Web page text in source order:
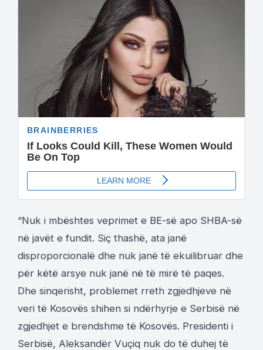
“Nuk i mbështes veprimet e BE-së apo SHBA-së
në javët e fundit. Siç thashë, ata janë
disproporcionalë dhe nuk janë të ekuilibruar dhe
për këtë arsye nuk janë në të mirë të paqes.
Dhe sinqerisht, problemet rreth zgjedhjeve në
veri të Kosovës shihen si ndërhyrje e Serbisë në
zgjedhjet e brendshme të Kosovës. Presidenti i
Serbisë, Aleksandër Vuçiq nuk do të duhej të